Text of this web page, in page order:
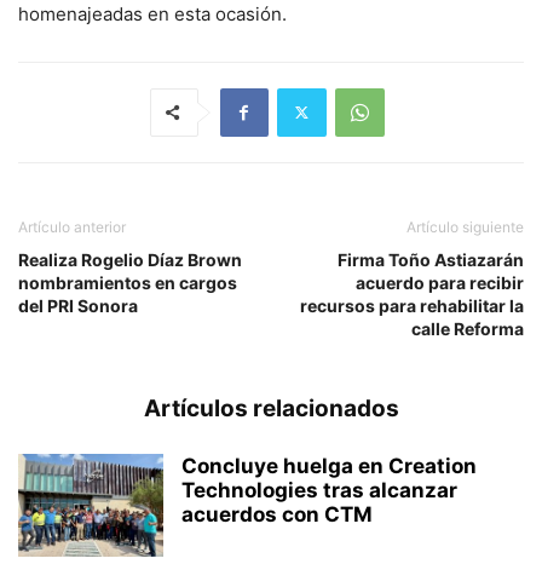
homenajeadas en esta ocasión.
Artículo anterior
Realiza Rogelio Díaz Brown
nombramientos en cargos
del PRI Sonora
Artículo siguiente
Firma Toño Astiazarán
acuerdo para recibir
recursos para rehabilitar la
calle Reforma
Artículos relacionados
Concluye huelga en Creation
Technologies tras alcanzar
acuerdos con CTM